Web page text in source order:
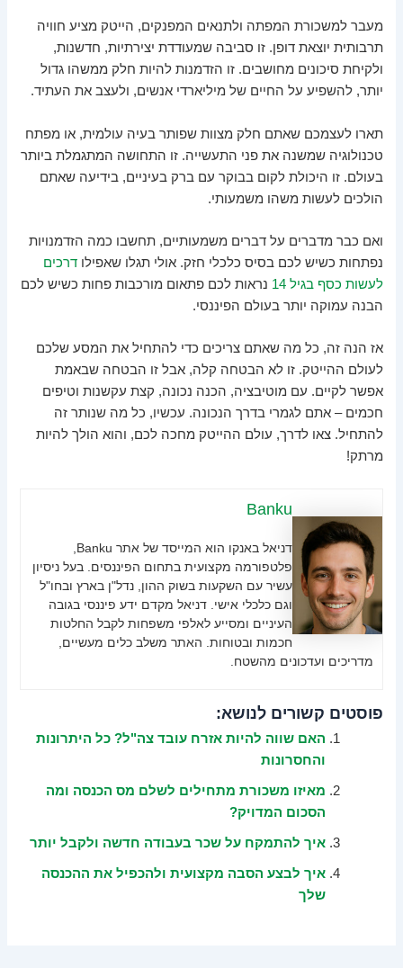
מעבר למשכורת המפתה ולתנאים המפנקים, הייטק מציע חוויה
תרבותית יוצאת דופן. זו סביבה שמעודדת יצירתיות, חדשנות,
ולקיחת סיכונים מחושבים. זו הזדמנות להיות חלק ממשהו גדול
יותר, להשפיע על החיים של מיליארדי אנשים, ולעצב את העתיד.
תארו לעצמכם שאתם חלק מצוות שפותר בעיה עולמית, או מפתח
טכנולוגיה שמשנה את פני התעשייה. זו התחושה המתגמלת ביותר
בעולם. זו היכולת לקום בבוקר עם ברק בעיניים, בידיעה שאתם
הולכים לעשות משהו משמעותי.
ואם כבר מדברים על דברים משמעותיים, תחשבו כמה הזדמנויות
נפתחות כשיש לכם בסיס כלכלי חזק. אולי תגלו שאפילודרכים
לעשות כסף בגיל 14
נראות לכם פתאום מורכבות פחות כשיש לכם
הבנה עמוקה יותר בעולם הפיננסי.
אז הנה זה, כל מה שאתם צריכים כדי להתחיל את המסע שלכם
לעולם ההייטק. זו לא הבטחה קלה, אבל זו הבטחה שבאמת
אפשר לקיים. עם מוטיבציה, הכנה נכונה, קצת עקשנות וטיפים
חכמים – אתם לגמרי בדרך הנכונה. עכשיו, כל מה שנותר זה
להתחיל. צאו לדרך, עולם ההייטק מחכה לכם, והוא הולך להיות
מרתק!
Banku
פלטפורמה מקצועית בתחום הפיננסים. בעל ניסיון
עשיר עם השקעות בשוק ההון, נדל"ן בארץ ובחו"ל
וגם כלכלי אישי. דניאל מקדם ידע פיננסי בגובה
העיניים ומסייע לאלפי משפחות לקבל החלטות
חכמות ובטוחות. האתר משלב כלים מעשיים,
מדריכים ועדכונים מהשטח.
פוסטים קשורים לנושא:
האם שווה להיות אזרח עובד צה"ל? כל היתרונות
והחסרונות
מאיזו משכורת מתחילים לשלם מס הכנסה ומה
הסכום המדויק?
איך להתמקח על שכר בעבודה חדשה ולקבל יותר
איך לבצע הסבה מקצועית ולהכפיל את ההכנסה
שלך